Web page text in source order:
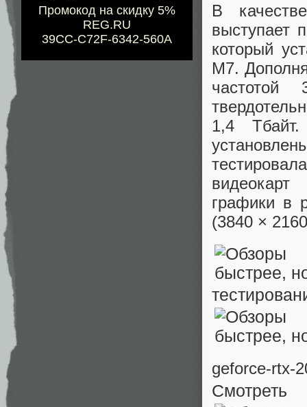
Промокод на скидку 5%
REG.RU
39CC-C72F-6342-560A
В
выступает
который
M7.
частотой
1,4
графики в
(3840 ×
geforce-rtx-